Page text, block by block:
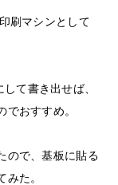
て書き出せば、
おすすめ。
ので、基板に貼る
た。